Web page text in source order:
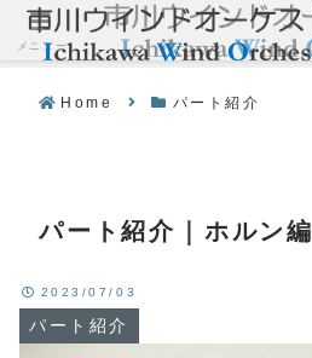
Home パート紹介
パート紹介｜ホルン編
パート紹介
2023/07/03
メニュー